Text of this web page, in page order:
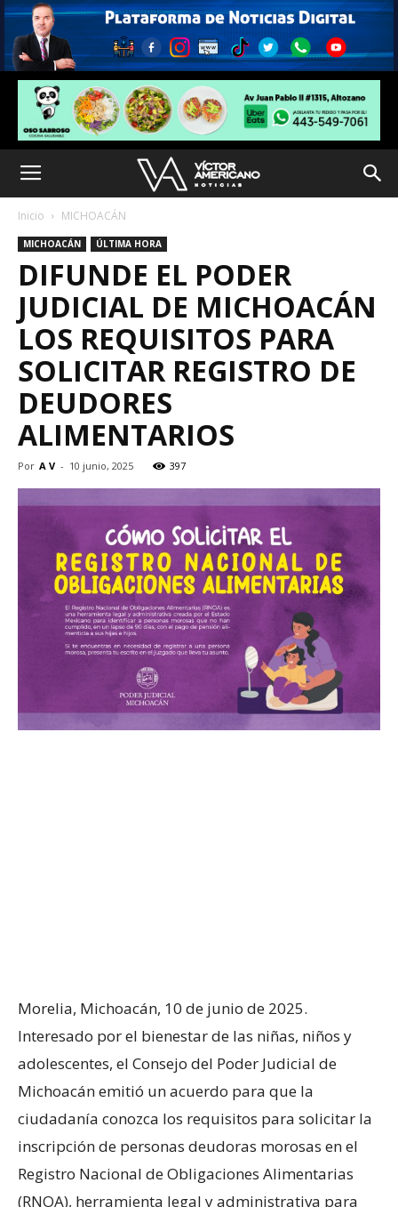
Inicio MICHOACÁN
MICHOACÁN ÚLTIMA HORA
DIFUNDE EL PODER
JUDICIAL DE MICHOACÁN
LOS REQUISITOS PARA
SOLICITAR REGISTRO DE
DEUDORES
ALIMENTARIOS
Por A V - 10 junio, 2025 397
Morelia, Michoacán, 10 de junio de 2025.
Interesado por el bienestar de las niñas, niños y
adolescentes, el Consejo del Poder Judicial de
Michoacán emitió un acuerdo para que la
ciudadanía conozca los requisitos para solicitar la
inscripción de personas deudoras morosas en el
Registro Nacional de Obligaciones Alimentarias
(RNOA), herramienta legal y administrativa para